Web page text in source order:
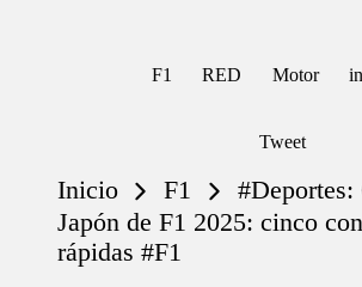
F1 RED Motor
Tweet
Inicio F1
#Deportes:
Japón de F1 2025: cinco
rápidas #F1